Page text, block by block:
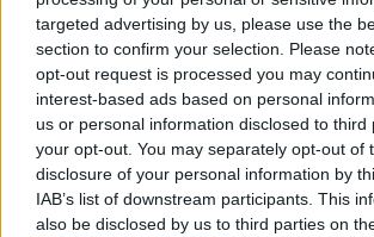
targeted advertising by us, please use the
section to confirm your selection. Please
opt-out request is processed you may
interest-based ads based on personal
us or personal information disclosed to third
your opt-out. You may separately opt-out of
disclosure of your personal information by
IAB’s list of downstream participants. This
also be disclosed by us to third parties on
Šīm 3 zodiaka zīmēm augusts
murgs – esi gatavs jau tagad!
FOTO.“Vai tas ir normāli?”
nopērk tomātu, taču,
pusēm, viņu sagaida